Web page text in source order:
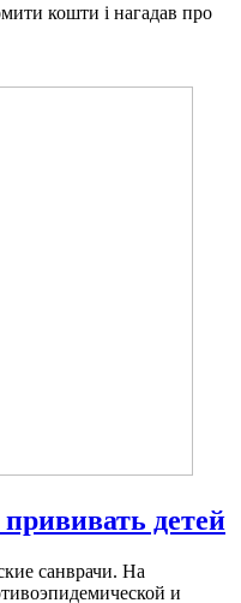
кошти і нагадав про
детей
санврачи. На
и